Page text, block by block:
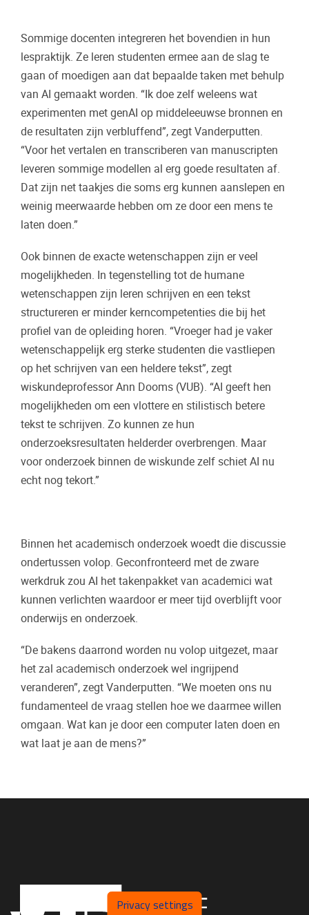
Sommige docenten integreren het bovendien in hun
lespraktijk. Ze leren studenten ermee aan de slag te
gaan of moedigen aan dat bepaalde taken met behulp
van AI gemaakt worden. “Ik doe zelf weleens wat
experimenten met genAI op middeleeuwse bronnen en
de resultaten zijn verbluffend”, zegt Vanderputten.
“Voor het vertalen en transcriberen van manuscripten
leveren sommige modellen al erg goede resultaten af.
Dat zijn net taakjes die soms erg kunnen aanslepen en
weinig meerwaarde hebben om ze door een mens te
laten doen.”
Ook binnen de exacte wetenschappen zijn er veel
mogelijkheden. In tegenstelling tot de humane
wetenschappen zijn leren schrijven en een tekst
structureren er minder kerncompetenties die bij het
profiel van de opleiding horen. “Vroeger had je vaker
wetenschappelijk erg sterke studenten die vastliepen
op het schrijven van een heldere tekst”, zegt
wiskundeprofessor Ann Dooms (VUB). “AI geeft hen
mogelijkheden om een vlottere en stilistisch betere
tekst te schrijven. Zo kunnen ze hun
onderzoeksresultaten helderder overbrengen. Maar
voor onderzoek binnen de wiskunde zelf schiet AI nu
echt nog tekort.”
Binnen het academisch onderzoek woedt die discussie
ondertussen volop. Geconfronteerd met de zware
werkdruk zou AI het takenpakket van academici wat
kunnen verlichten waardoor er meer tijd overblijft voor
onderwijs en onderzoek.
“De bakens daarrond worden nu volop uitgezet, maar
het zal academisch onderzoek wel ingrijpend
veranderen”, zegt Vanderputten. “We moeten ons nu
fundamenteel de vraag stellen hoe we daarmee willen
omgaan. Wat kan je door een computer laten doen en
wat laat je aan de mens?”
Privacy settings